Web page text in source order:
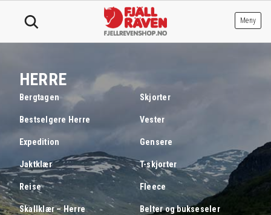
Meny
HERRE
Bergtagen
Bestselgere Herre
Expedition
Jaktklær
Reise
Skallklær – Herre
Skjorter
Vester
Gensere
T-skjorter
Fleece
Belter og bukseseler